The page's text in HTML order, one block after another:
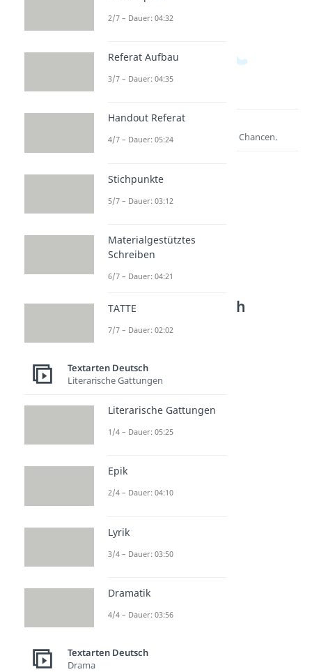
Lernen lohnt sich!
Entdecke hier deine Chancen.
Textarten Deutsch
Positive Sprüche
Positive Affirmationen
Dauer: 03:22
Dauer: 02:18
Komplimente
Dauer: 03:06
2/7 – Dauer: 04:32
Referat Aufbau
3/7 – Dauer: 04:35
Handout Referat
4/7 – Dauer: 05:24
Stichpunkte
5/7 – Dauer: 03:12
Materialgestütztes
Schreiben
6/7 – Dauer: 04:21
TATTE
7/7 – Dauer: 02:02
Textarten Deutsch
Literarische Gattungen
Literarische Gattungen
1/4 – Dauer: 05:25
Epik
2/4 – Dauer: 04:10
Lyrik
3/4 – Dauer: 03:50
Dramatik
4/4 – Dauer: 03:56
Textarten Deutsch
Drama